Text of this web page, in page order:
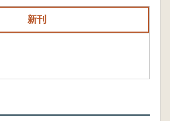
新刊